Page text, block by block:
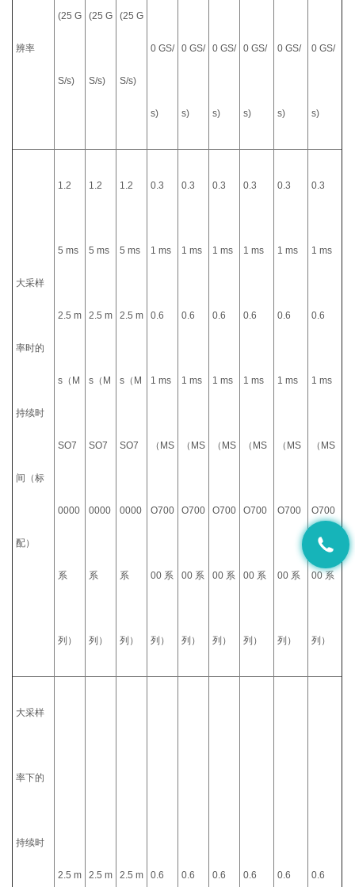
辨率
(25 G
S/s)
(25 G
S/s)
(25 G
S/s)
0 GS/
s)
0 GS/
s)
0 GS/
s)
0 GS/
s)
0 GS/
s)
0 GS/
s)
大采样
率时的
持续时
间（标
配）
1.2
5 ms
2.5 m
s（M
SO7
0000
系
列）
1.2
5 ms
2.5 m
s（M
SO7
0000
系
列）
1.2
5 ms
2.5 m
s（M
SO7
0000
系
列）
0.3
1 ms
0.6
1 ms
（MS
O700
00 系
列）
0.3
1 ms
0.6
1 ms
（MS
O700
00 系
列）
0.3
1 ms
0.6
1 ms
（MS
O700
00 系
列）
0.3
1 ms
0.6
1 ms
（MS
O700
00 系
列）
0.3
1 ms
0.6
1 ms
（MS
O700
00 系
列）
0.3
1 ms
0.6
1 ms
（MS
O700
00 系
列）
大采样
率下的
持续时
2.5 m 2.5 m 2.5 m 0.6 0.6 0.6 0.6 0.6 0.6